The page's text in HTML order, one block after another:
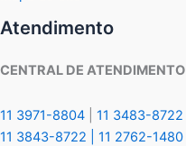
Atendimento
CENTRAL DE ATENDIMENTO
11 3971-8804
11 3483-8722
11 3843-8722 | 11 2762-1480